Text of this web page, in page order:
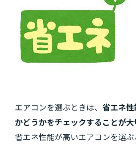
エアコンを選ぶときは、 省エネ
かどうかをチェックすることが大
省エネ性能が高いエアコンを選